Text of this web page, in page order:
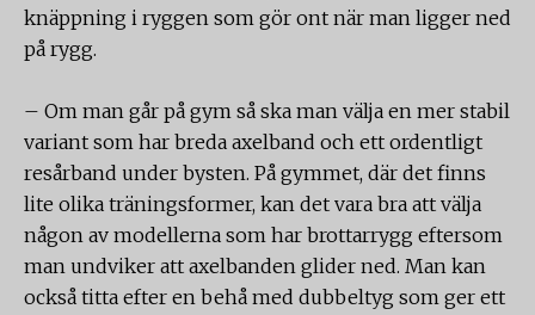
knäppning i ryggen som gör ont när man ligger ned
på rygg.
– Om man går på gym så ska man välja en mer stabil
variant som har breda axelband och ett ordentligt
resårband under bysten. På gymmet, där det finns
lite olika träningsformer, kan det vara bra att välja
någon av modellerna som har brottarrygg eftersom
man undviker att axelbanden glider ned. Man kan
också titta efter en behå med dubbeltyg som ger ett